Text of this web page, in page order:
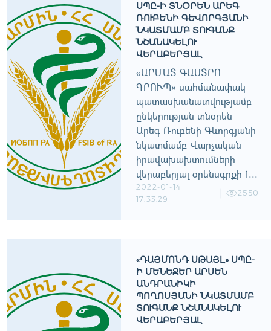
ՍՊԸ-Ի ՏՆՕՐԵՆ ԱՐԵԳ
ՌՈՒԲԵՆԻ ԳԵՒՈՐԳՅԱՆԻ Ն
ԿԱՏՄԱՄԲ ՏՈՒԳԱՆՔ Ն
ՇԱՆԱԿԵԼՈՒ Վ
ԵՐԱԲԵՐՅԱԼ
«ԱՐՄԱՏ ԳԱՍՏՐՈ
ԳՐՈՒՊ» սահմանափակ
պատասխանատվությամբ
ընկերության տնօրեն
Արեգ Ռուբենի Գևորգյանի
նկատմամբ Վարչական
իրավախախտումների
վերաբերյալ օրենսգրքի 1...
2022-01-14
17:33:29
2550
«ԴԱՅՄՈՆԴ ՍԹԱՅԼ» ՍՊԸ-
Ի ՄԵՆԵՋԵՐ ԱՐՍԵՆ
ԱՆԴՐԱՆԻԿԻ
ՊՈՂՈՍՅԱՆԻ ՆԿԱՏՄԱՄԲ
ՏՈՒԳԱՆՔ ՆՇԱՆԱԿԵԼՈՒ
ՎԵՐԱԲԵՐՅԱԼ